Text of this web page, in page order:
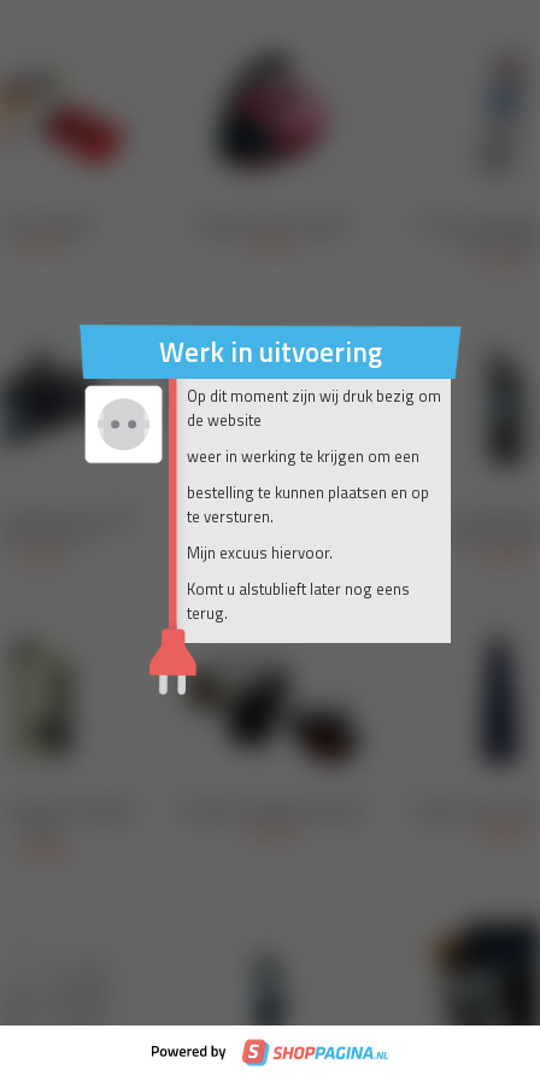
Werk in uitvoering
Op dit moment zijn wij druk bezig om
de website
weer in werking te krijgen om een
bestelling te kunnen plaatsen en op
te versturen.
Mijn excuus hiervoor.
Komt u alstublieft later nog eens
terug.